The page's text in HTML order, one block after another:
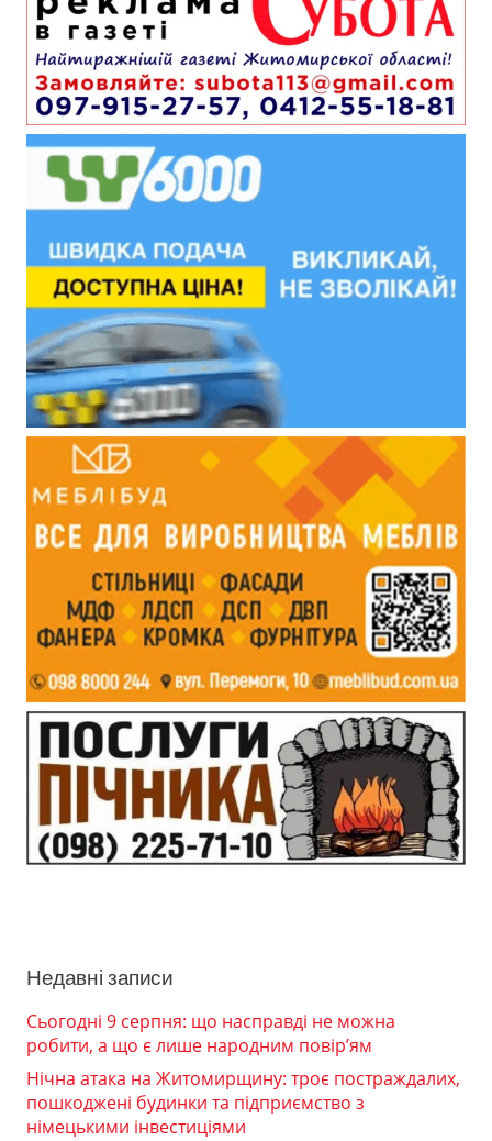
Недавні записи
Сьогодні 9 серпня: що насправді не можна
робити, а що є лише народним повір’ям
Нічна атака на Житомирщину: троє постраждалих,
пошкоджені будинки та підприємство з
німецькими інвестиціями